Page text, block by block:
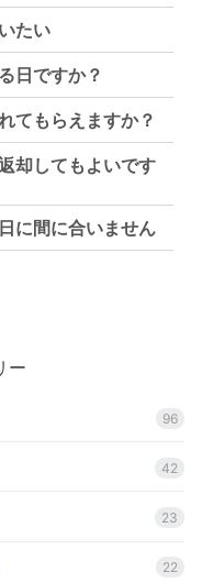
たい
日ですか？
てもらえますか？
却してもよいです
に間に合いません
ー
96
42
23
22